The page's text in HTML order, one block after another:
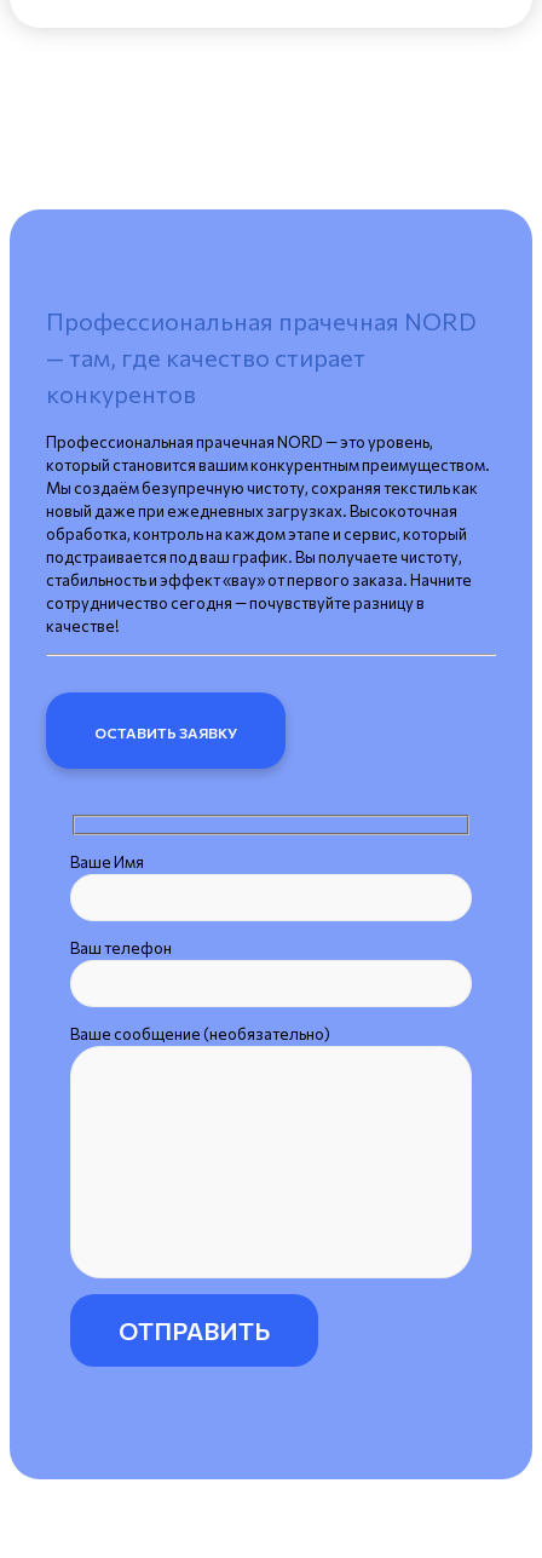
Профессиональная прачечная NORD
— там, где качество стирает
конкурентов
Профессиональная прачечная NORD — это уровень,
который становится вашим конкурентным преимуществом.
Мы создаём безупречную чистоту, сохраняя текстиль как
новый даже при ежедневных загрузках. Высокоточная
обработка, контроль на каждом этапе и сервис, который
подстраивается под ваш график. Вы получаете чистоту,
стабильность и эффект «вау» от первого заказа. Начните
сотрудничество сегодня — почувствуйте разницу в
качестве!
ОСТАВИТЬ ЗАЯВКУ
Ваше Имя
Ваш телефон
Ваше сообщение (необязательно)